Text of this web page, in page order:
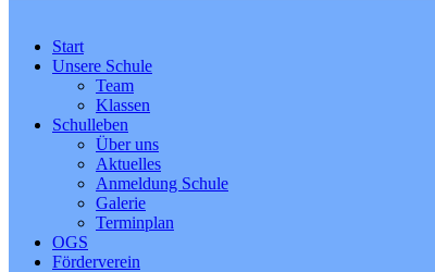
Start
Unsere Schule
Team
Klassen
Schulleben
Über uns
Aktuelles
Anmeldung Schule
Galerie
Terminplan
OGS
Förderverein